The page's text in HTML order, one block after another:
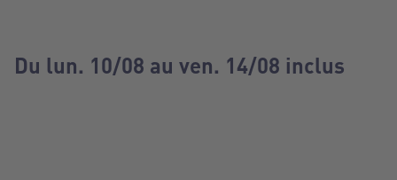
Du lun. 10/08 au ven. 14/08 inclus